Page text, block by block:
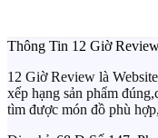
Thông Tin 12 Giờ
12 Giờ Review là
xếp hạng sản phẩm
tìm được món đồ phù